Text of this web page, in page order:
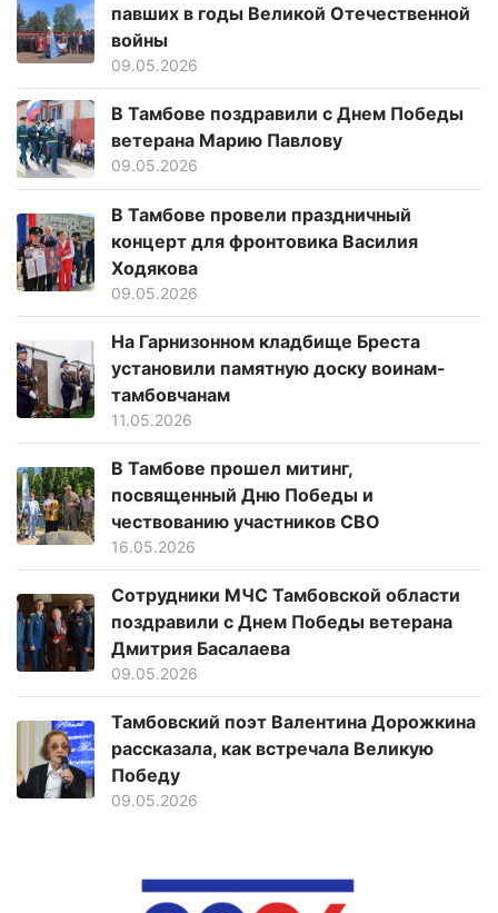
павших в годы Великой Отечественной
войны
09.05.2026
В Тамбове поздравили с Днем Победы
ветерана Марию Павлову
09.05.2026
В Тамбове провели праздничный
концерт для фронтовика Василия
Ходякова
09.05.2026
На Гарнизонном кладбище Бреста
установили памятную доску воинам-
тамбовчанам
11.05.2026
В Тамбове прошел митинг,
посвященный Дню Победы и
чествованию участников СВО
16.05.2026
Сотрудники МЧС Тамбовской области
поздравили с Днем Победы ветерана
Дмитрия Басалаева
09.05.2026
Тамбовский поэт Валентина Дорожкина
рассказала, как встречала Великую
Победу
09.05.2026